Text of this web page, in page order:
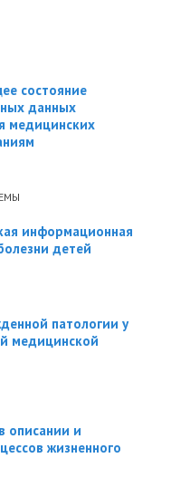
состояние
данных
медицинских
информационная
детей
патологии у
медицинской
описании и
жизненного